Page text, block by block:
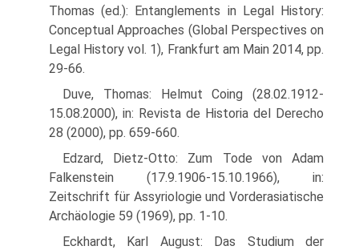
Thomas (ed.): Entanglements in Legal History:
Conceptual Approaches (Global Perspectives on
Legal History vol. 1), Frankfurt am Main 2014, pp.
29-66.
Duve, Thomas: Helmut Coing (28.02.1912-
15.08.2000), in: Revista de Historia del Derecho
28 (2000), pp. 659-660.
Edzard, Dietz-Otto: Zum Tode von Adam
Falkenstein (17.9.1906-15.10.1966), in:
Zeitschrift für Assyriologie und Vorderasiatische
Archäologie 59 (1969), pp. 1-10.
Eckhardt, Karl August: Das Studium der